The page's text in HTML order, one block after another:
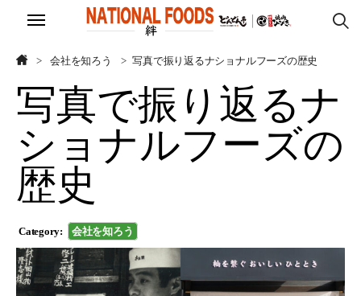
ホーム
会社を知ろう
働く仲間について
モノへのこだわり
採用サイト
ホーム
会社を知ろう
働く仲間について
モノへのこだわり
採用サイト
会社を知ろう 写真で振り返るナショナルフーズの歴史
写真で振り返るナ
ショナルフーズの
歴史
Category: 会社を知ろう